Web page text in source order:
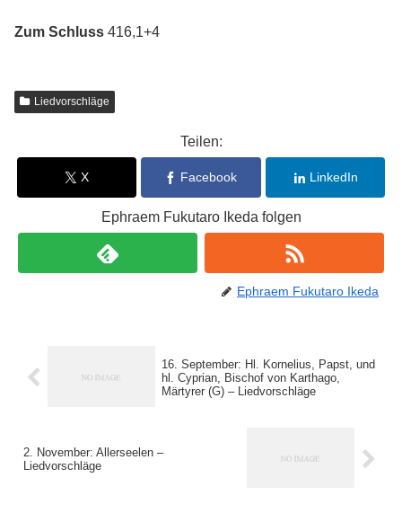
Zum Schluss 416,1+4
Liedvorschläge
Teilen:
X Facebook LinkedIn
Ephraem Fukutaro Ikeda folgen
Ephraem Fukutaro Ikeda
16. September: Hl. Kornelius, Papst, und
hl. Cyprian, Bischof von Karthago,
Märtyrer (G) – Liedvorschläge
2. November: Allerseelen –
Liedvorschläge